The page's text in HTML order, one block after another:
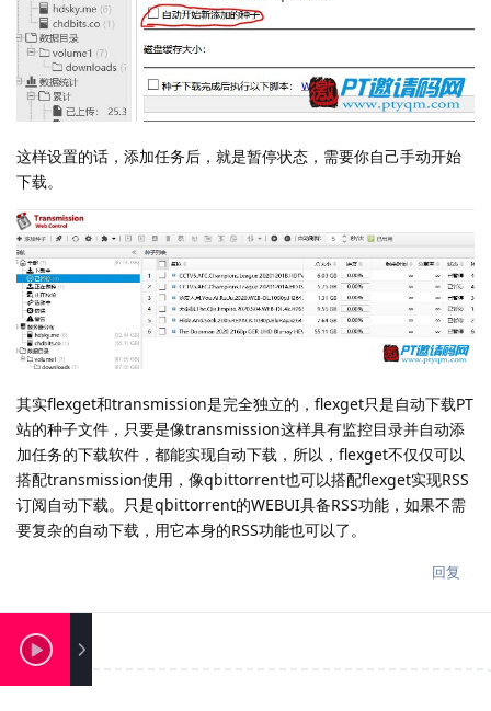
这样设置的话，添加任务后，就是暂停状态，需要你自己手动开始
下载。
其实flexget和transmission是完全独立的，flexget只是自动下载PT
站的种子文件，只要是像transmission这样具有监控目录并自动添
加任务的下载软件，都能实现自动下载，所以，flexget不仅仅可以
搭配transmission使用，像qbittorrent也可以搭配flexget实现RSS
订阅自动下载。只是qbittorrent的WEBUI具备RSS功能，如果不需
要复杂的自动下载，用它本身的RSS功能也可以了。
回复